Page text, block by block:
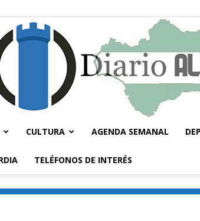
CULTURA AGENDA SEMANAL
TELÉFONOS DE INTERÉS